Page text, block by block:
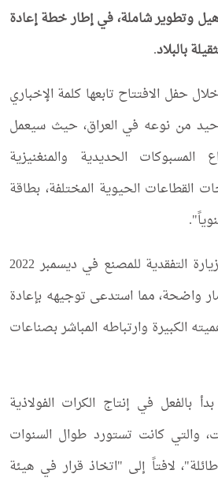
وتطوير شاملة، في إطار خطة إعادة
بالبلاد.
حفل الافتتاح تابعها كلمة الإخباري
من نوعه في العراق، حيث سيعمل
الحديدية والمنغنيزية
القطاعات الحيوية المختلفة، بطاقة
وكشف النجم عن أن "الزيارة التفقدية للمصنع في ديسمبر 2022
واضحة، مما استدعى توجيهه بإعادة
الكبيرة وارتباطه المباشر بصناعات
بالفعل في إنتاج الكرات الفولاذية
والتي كانت تستورد طوال السنوات
لافتاً إلى "اتخاذ قرار في هيئة